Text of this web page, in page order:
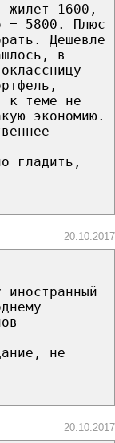
жилет 1600,
= 5800. Плюс
Дешевле
в
к теме не
экономию.
гладить,
20.10.2017
иностранный
не
20.10.2017